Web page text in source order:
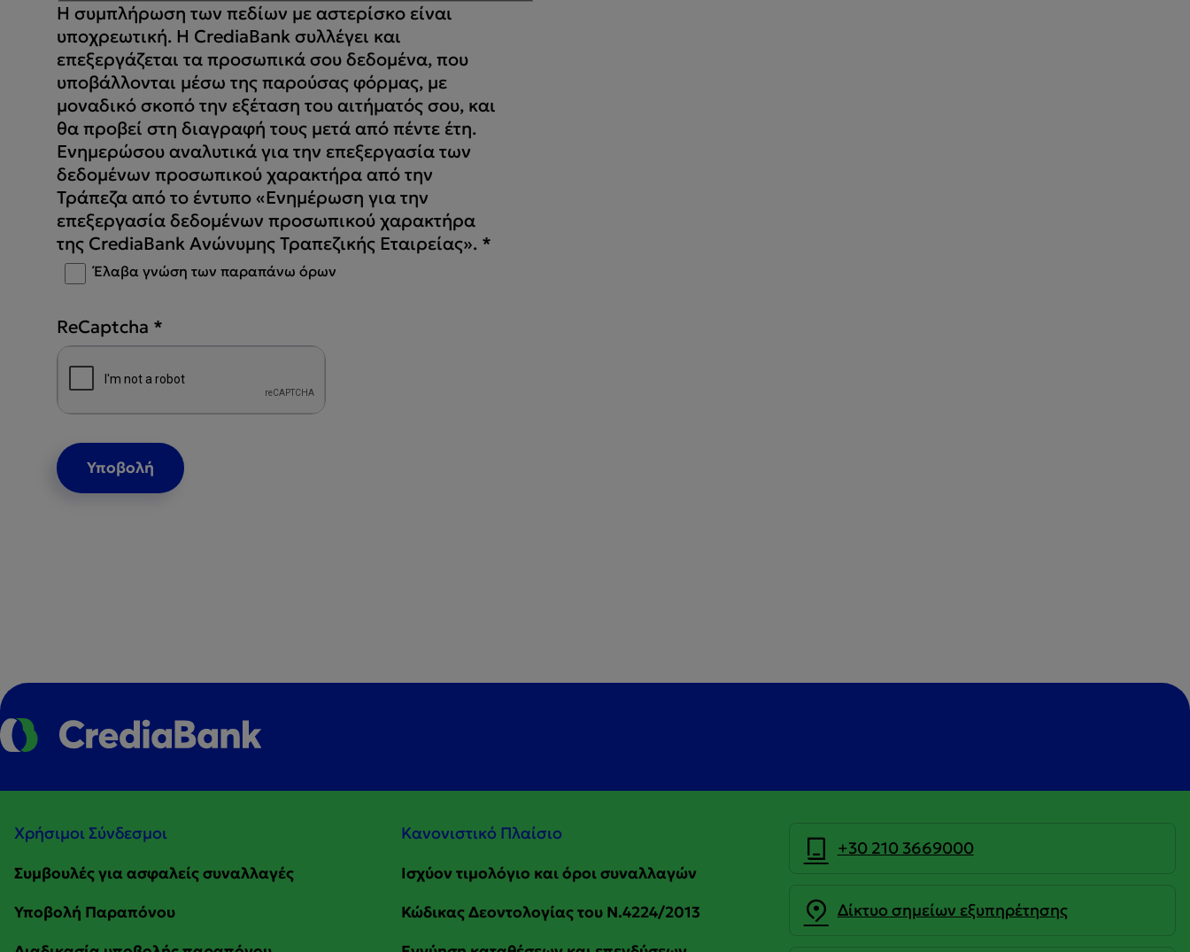
Η συμπλήρωση των πεδίων με αστερίσκο είναι
υποχρεωτική. Η CrediaBank συλλέγει και
επεξεργάζεται τα προσωπικά σου δεδομένα, που
υποβάλλονται μέσω της παρούσας φόρμας, με
μοναδικό σκοπό την εξέταση του αιτήματός σου, και
θα προβεί στη διαγραφή τους μετά από πέντε έτη.
Ενημερώσου αναλυτικά για την επεξεργασία των
δεδομένων προσωπικού χαρακτήρα από την
Τράπεζα από το έντυπο «Ενημέρωση για την
επεξεργασία δεδομένων προσωπικού χαρακτήρα
της CrediaBank Ανώνυμης Τραπεζικής Εταιρείας». *
Έλαβα γνώση των παραπάνω όρων
ReCaptcha *
Χρήσιμοι Σύνδεσμοι Κανονιστικό Πλαίσιο
+30 210 3669000
Δίκτυο σημείων εξυπηρέτησης